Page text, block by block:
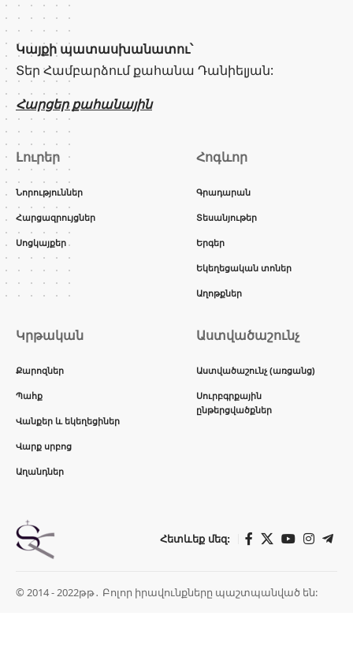
Կայքի պատասխանատու՝
Տեր Համբարձում քահանա Դանիելյան:
Հարցեր քահանային
Լուրեր
Նորություններ
Հարցազրույցներ
Սոցկայքեր
Հոգևոր
Գրադարան
Տեսանյութեր
Երգեր
Եկեղեցական տոներ
Աղոթքներ
Կրթական
Քարոզներ
Պահք
Վանքեր և եկեղեցիներ
Վարք սրբոց
Աղանդներ
Աստվածաշունչ
Աստվածաշունչ (առցանց)
Սուրբգրքային
ընթերցվածքներ
Հետևեք մեզ:
© 2014 - 2022թթ․ Բոլոր իրավունքները պաշտպանված են: